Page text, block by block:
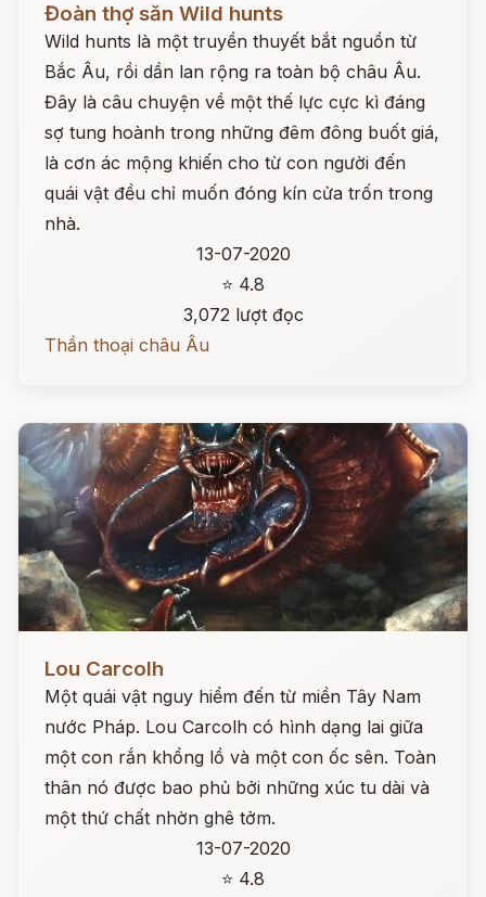
Đoàn thợ săn Wild hunts
Wild hunts là một truyền thuyết bắt nguồn từ
Bắc Âu, rồi dần lan rộng ra toàn bộ châu Âu.
Đây là câu chuyện về một thế lực cực kì đáng
sợ tung hoành trong những đêm đông buốt giá,
là cơn ác mộng khiến cho từ con người đến
quái vật đều chỉ muốn đóng kín cửa trốn trong
nhà.
13-07-2020
⭐ 4.8
3,072 lượt đọc
Thần thoại châu Âu
Lou Carcolh
Một quái vật nguy hiểm đến từ miền Tây Nam
nước Pháp. Lou Carcolh có hình dạng lai giữa
một con rắn khổng lồ và một con ốc sên. Toàn
thân nó được bao phủ bởi những xúc tu dài và
một thứ chất nhờn ghê tởm.
13-07-2020
⭐ 4.8